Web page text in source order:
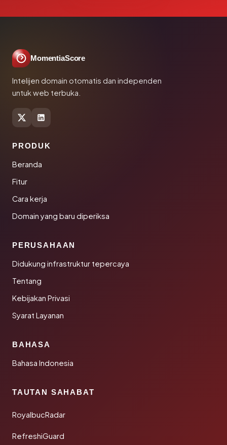
MomentiaScore
Intelijen domain otomatis dan independen
untuk web terbuka.
PRODUK
Beranda
Fitur
Cara kerja
Domain yang baru diperiksa
PERUSAHAAN
Didukung infrastruktur tepercaya
Tentang
Kebijakan Privasi
Syarat Layanan
BAHASA
Bahasa Indonesia
TAUTAN SAHABAT
RoyalbucRadar
RefreshiGuard